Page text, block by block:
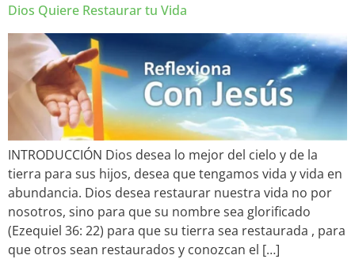
Dios Quiere Restaurar tu Vida
INTRODUCCIÓN Dios desea lo mejor del cielo y de la
tierra para sus hijos, desea que tengamos vida y vida en
abundancia. Dios desea restaurar nuestra vida no por
nosotros, sino para que su nombre sea glorificado
(Ezequiel 36: 22) para que su tierra sea restaurada , para
que otros sean restaurados y conozcan el […]